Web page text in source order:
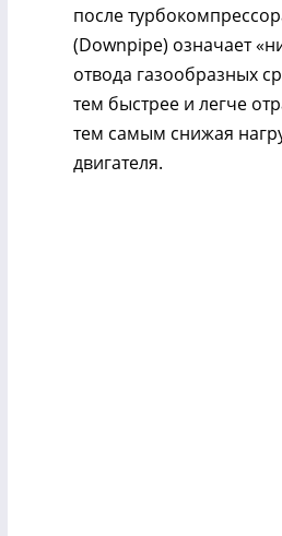
после
(Downpipe) означает
отвода газообразных
тем быстрее и легче
тем самым снижая
двигателя.